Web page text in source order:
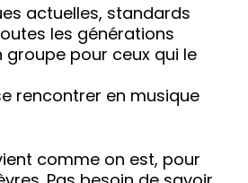
actuelles, standards
les générations
pour ceux qui le
rencontrer en musique
comme on est, pour